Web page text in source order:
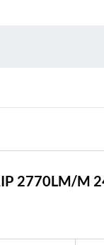
2770LM/M